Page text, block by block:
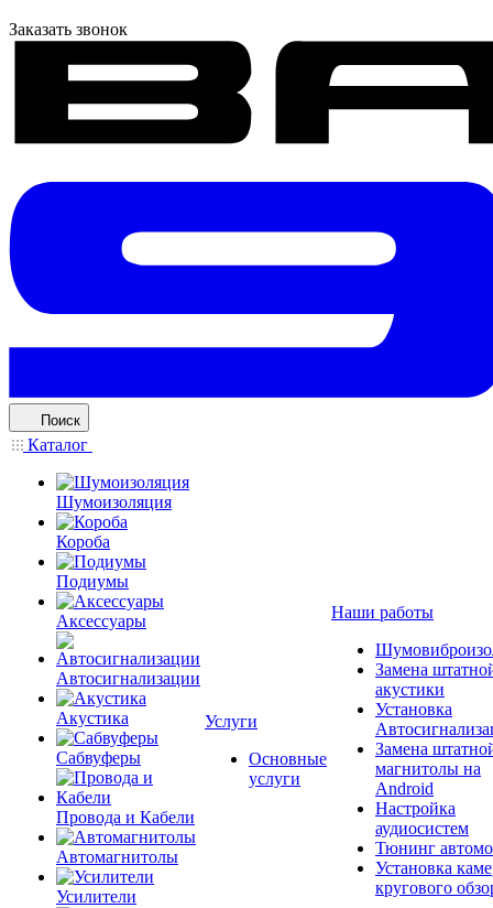
Заказать звонок
Поиск
Каталог
Шумоизоляция
Короба
Подиумы
Аксессуары
Автосигнализации
Акустика
Сабвуферы
Провода и Кабели
Автомагнитолы
Усилители
Услуги
Основные
услуги
Наши работы
Замена
акустики
Установка
Замена
магнитолы на
Android
Настройка
аудиосистем
Тюнинг
Установка
кругового